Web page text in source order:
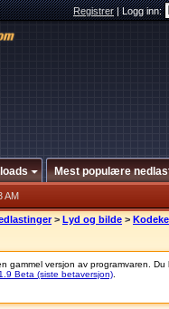
Registrer|Logg inn:
Mest populære
AM
> Lyd og bilde >
gammel versjon av programvaren.
Beta (siste betaversjon)